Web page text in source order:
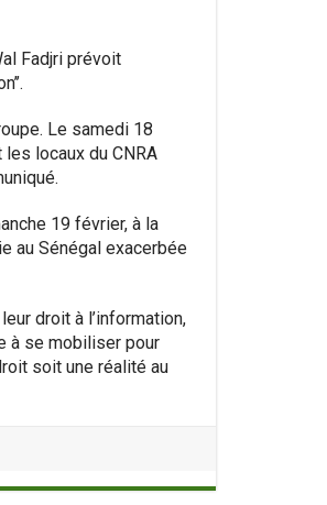
Fadjri prévoit
Le samedi 18
locaux du CNRA
19 février, à la
au Sénégal exacerbée
droit à l’information,
à se mobiliser pour
soit une réalité au